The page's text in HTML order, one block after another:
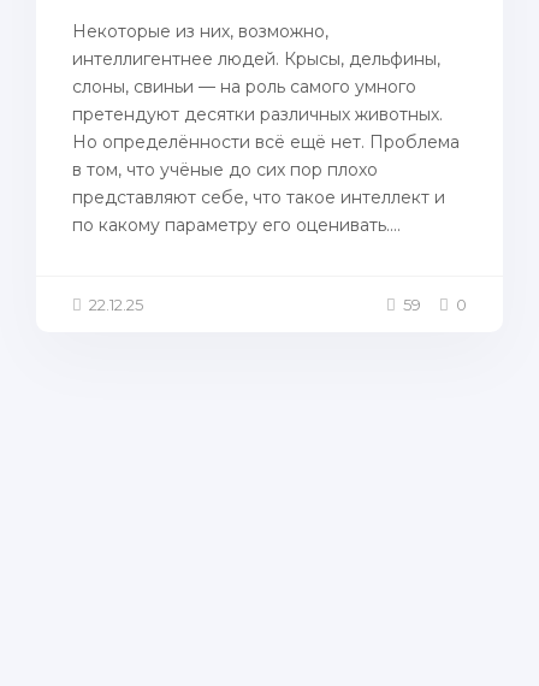
Некоторые из них, возможно,
интеллигентнее людей. Крысы, дельфины,
слоны, свиньи — на роль самого умного
претендуют десятки различных животных.
Но определённости всё ещё нет. Проблема
в том, что учёные до сих пор плохо
представляют себе, что такое интеллект и
по какому параметру его оценивать....
22.12.25 59 0